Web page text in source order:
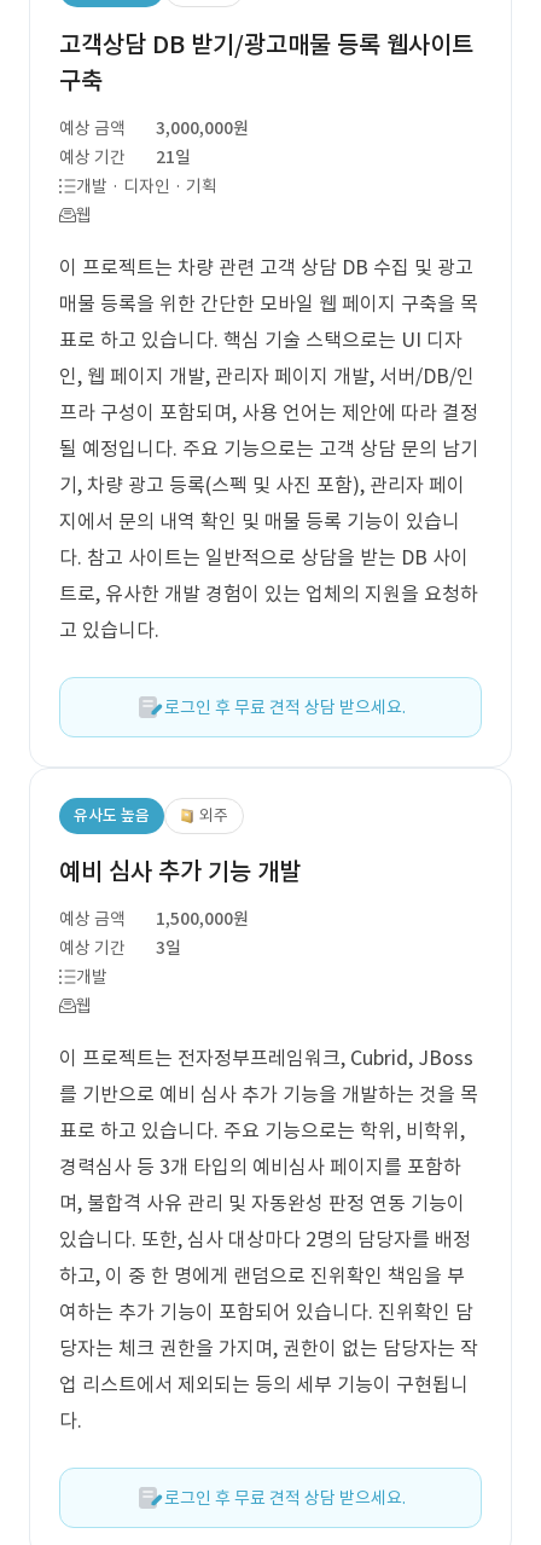
고객상담 DB 받기/광고매물 등록 웹사이트
구축
예상 금액
3,000,000원
예상 기간
21일
개발 · 디자인 · 기획
웹
이 프로젝트는 차량 관련 고객 상담 DB 수집 및 광고
매물 등록을 위한 간단한 모바일 웹 페이지 구축을 목
표로 하고 있습니다. 핵심 기술 스택으로는 UI 디자
인, 웹 페이지 개발, 관리자 페이지 개발, 서버/DB/인
프라 구성이 포함되며, 사용 언어는 제안에 따라 결정
될 예정입니다. 주요 기능으로는 고객 상담 문의 남기
기, 차량 광고 등록(스펙 및 사진 포함), 관리자 페이
지에서 문의 내역 확인 및 매물 등록 기능이 있습니
다. 참고 사이트는 일반적으로 상담을 받는 DB 사이
트로, 유사한 개발 경험이 있는 업체의 지원을 요청하
고 있습니다.
로그인 후 무료 견적 상담 받으세요.
유사도 높음 외주
예비 심사 추가 기능 개발
예상 금액
1,500,000원
예상 기간
3일
개발
웹
이 프로젝트는 전자정부프레임워크, Cubrid, JBoss
를 기반으로 예비 심사 추가 기능을 개발하는 것을 목
표로 하고 있습니다. 주요 기능으로는 학위, 비학위,
경력심사 등 3개 타입의 예비심사 페이지를 포함하
며, 불합격 사유 관리 및 자동완성 판정 연동 기능이
있습니다. 또한, 심사 대상마다 2명의 담당자를 배정
하고, 이 중 한 명에게 랜덤으로 진위확인 책임을 부
여하는 추가 기능이 포함되어 있습니다. 진위확인 담
당자는 체크 권한을 가지며, 권한이 없는 담당자는 작
업 리스트에서 제외되는 등의 세부 기능이 구현됩니
다.
로그인 후 무료 견적 상담 받으세요.